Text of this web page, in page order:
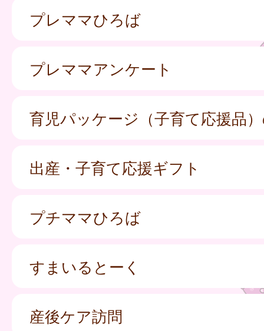
プレママひろば
プレママアンケート
育児パッケージ（子育て応援品
出産・子育て応援ギフト
プチママひろば
すまいるとーく
産後ケア訪問